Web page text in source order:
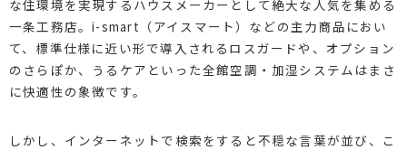
な住環境を実現するハウスメーカーとして絶大な人気を集める
一条工務店。i-smart（アイスマート）などの主力商品におい
て、標準仕様に近い形で導入されるロスガードや、オプション
のさらぽか、うるケアといった全館空調・加湿システムはまさ
に快適性の象徴です。
しかし、インターネットで検索をすると不穏な言葉が並び、こ